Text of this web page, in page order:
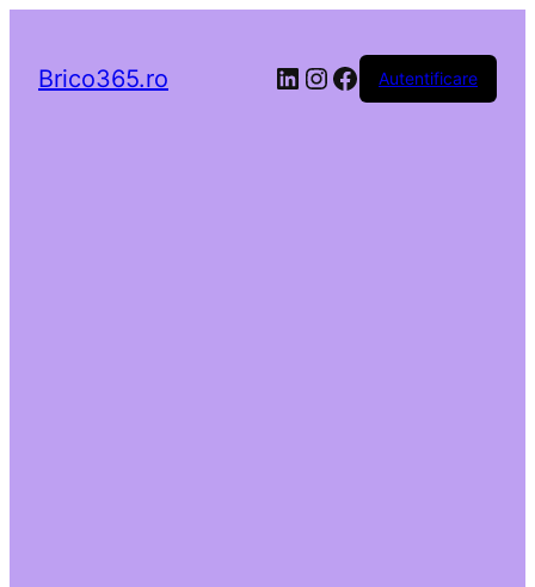
Brico365.ro LinkedIn
Instagram
Facebook
Autentificare